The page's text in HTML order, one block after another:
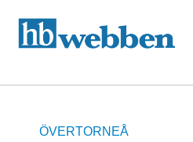
ÖVERTORNEÅ